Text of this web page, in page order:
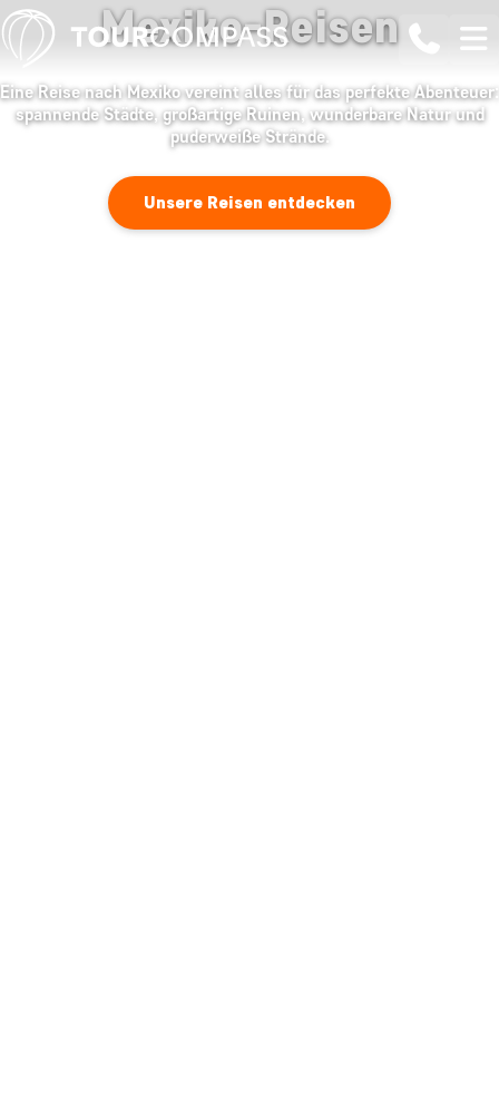
Mexiko-Reisen
Eine Reise nach Mexiko vereint alles für das perfekte Abenteuer:
spannende Städte, großartige Ruinen, wunderbare Natur und
puderweiße Strände.
Unsere Reisen entdecken